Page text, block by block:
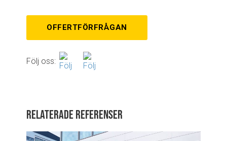
OFFERTFÖRFRÅGAN
Följ oss:
Relaterade referenser